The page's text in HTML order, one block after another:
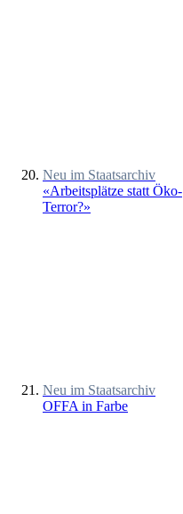
Neu im Staatsarchiv
«Arbeitsplätze statt Öko-
Terror?»
Neu im Staatsarchiv
OFFA in Farbe